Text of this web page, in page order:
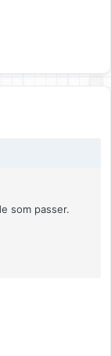
som passer.